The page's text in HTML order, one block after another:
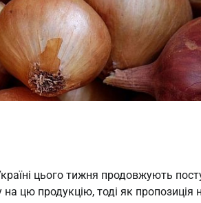
цього тижня продовжують
цю продукцію, тоді як пропозиція